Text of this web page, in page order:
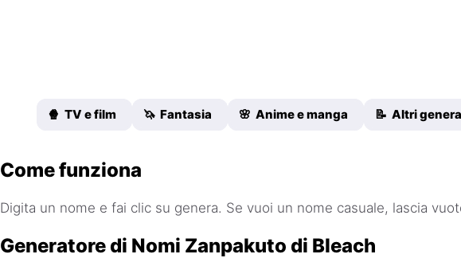
🍿 TV e film 🦄 Fantasia 🌸 Anime e manga 📝 Altri
Come funziona
Digita un nome e fai clic su genera. Se vuoi un nome casuale, lascia
Generatore di Nomi Zanpakuto di Bleach